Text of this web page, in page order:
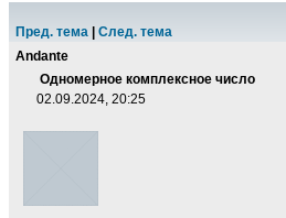
Пред. тема
След. тема
Andante
Одномерное комплексное число
02.09.2024, 20:25